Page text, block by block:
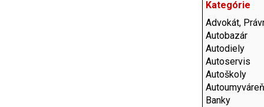
Kategórie
Advokát,
Autobazár
Autodiely
Autoservis
Autoškoly
Autoumyváreň
Banky